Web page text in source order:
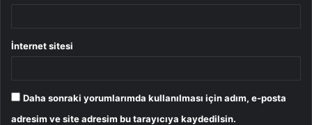
İnternet sitesi
Daha sonraki yorumlarımda kullanılması için adım, e-posta
adresim ve site adresim bu tarayıcıya kaydedilsin.